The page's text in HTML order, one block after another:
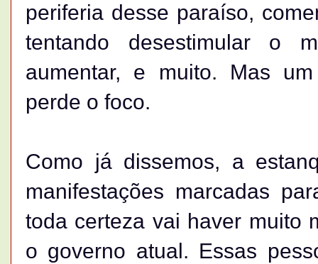
periferia desse paraíso,
tentando desestimular o
aumentar, e muito. Mas
perde o foco.
Como já dissemos, a
manifestações marcadas
toda certeza vai haver muito
o governo atual. Essas